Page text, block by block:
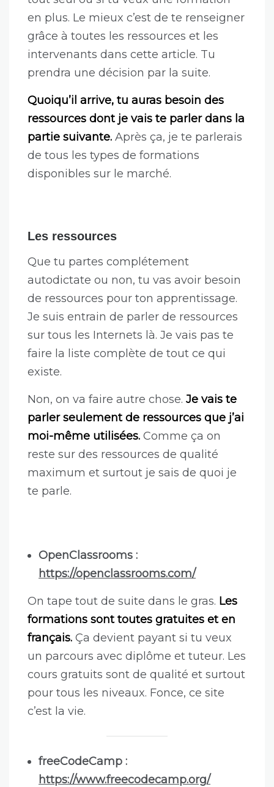
en plus. Le mieux c’est de te renseigner
grâce à toutes les ressources et les
intervenants dans cette article. Tu
prendra une décision par la suite.
Quoiqu’il arrive, tu auras besoin des
ressources dont je vais te parler dans la
partie suivante. Après ça, je te parlerais
de tous les types de formations
disponibles sur le marché.
Les ressources
Que tu partes complétement
autodictate ou non, tu vas avoir besoin
de ressources pour ton apprentissage.
Je suis entrain de parler de ressources
sur tous les Internets là. Je vais pas te
faire la liste complète de tout ce qui
existe.
Non, on va faire autre chose. Je vais te
parler seulement de ressources que j’ai
moi-même utilisées. Comme ça on
reste sur des ressources de qualité
maximum et surtout je sais de quoi je
te parle.
OpenClassrooms :
https://openclassrooms.com/
On tape tout de suite dans le gras. Les
formations sont toutes gratuites et en
français. Ça devient payant si tu veux
un parcours avec diplôme et tuteur. Les
cours gratuits sont de qualité et surtout
pour tous les niveaux. Fonce, ce site
c’est la vie.
freeCodeCamp :
https://www.freecodecamp.org/